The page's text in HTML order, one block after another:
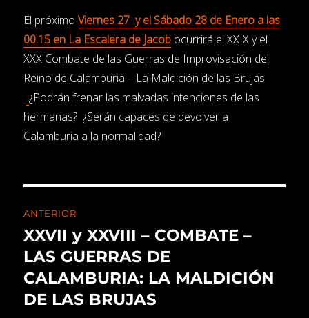
El próximoViernes 27 y el Sábado 28 de Enero a las
00.15 en La Escalera de Jacob ocurrirá el XXIX y el
XXX Combate de las Guerras de Improvisación del
Reino de Calamburia – La Maldición de las Brujas
¿Podrán frenar las malvadas intenciones de las
hermanas? ¿Serán capaces de devolver a
Calamburia a la normalidad?
ANTERIOR
XXVII y XXVIII – COMBATE –
LAS GUERRAS DE
CALAMBURIA: LA MALDICIÓN
DE LAS BRUJAS